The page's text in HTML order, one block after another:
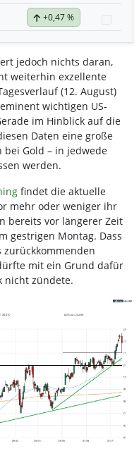
+0,47 %
jedoch nichts daran,
weiterhin exzellente
(12. August)
wichtigen US-
im Hinblick auf die
Daten eine große
bei Gold – in jedwede
werden.
findet die aktuelle
mehr oder weniger ihr
bereits vor längerer Zeit
gestrigen Montag. Dass
mit ein Grund dafür
nicht zündete.